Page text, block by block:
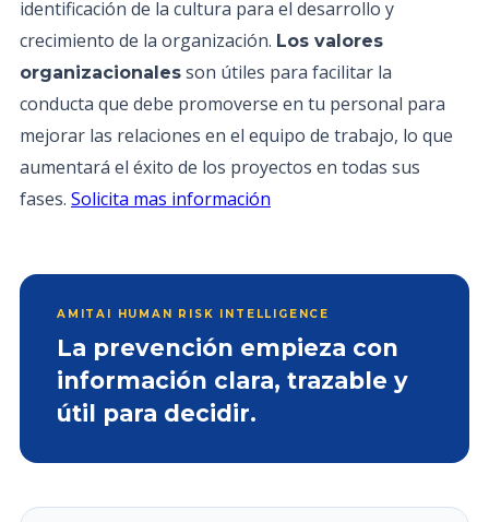
identificación de la cultura para el desarrollo y
crecimiento de la organización. Los valores
organizacionales son útiles para facilitar la
conducta que debe promoverse en tu personal para
mejorar las relaciones en el equipo de trabajo, lo que
aumentará el éxito de los proyectos en todas sus
fases. Solicita mas información
AMITAI HUMAN RISK INTELLIGENCE
La prevención empieza con
información clara, trazable y
útil para decidir.